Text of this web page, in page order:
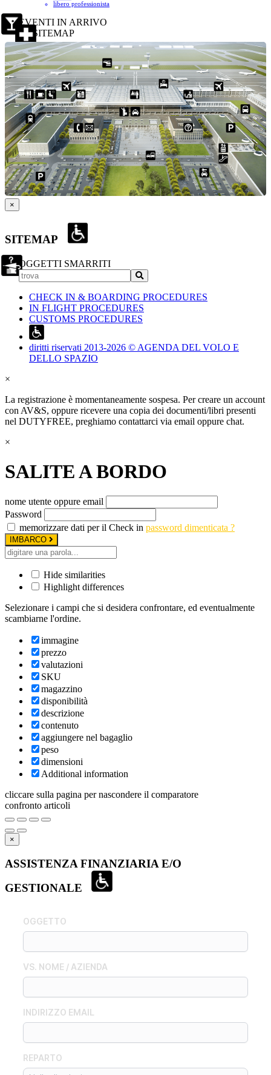
libero professionista
EVENTI IN ARRIVO
SITEMAP
×
SITEMAP
OGGETTI SMARRITI
CHECK IN & BOARDING PROCEDURES
IN FLIGHT PROCEDURES
CUSTOMS PROCEDURES
diritti riservati 2013-2026 © AGENDA DEL VOLO E
DELLO SPAZIO
×
La registrazione è momentaneamente sospesa. Per creare un account
con AV&S, oppure ricevere una copia dei documenti/libri presenti
nel DUTYFREE, preghiamo contattarci via email oppure chat.
×
SALITE A BORDO
nome utente oppure email
Password
memorizzare dati per il Check in password dimenticata ?
IMBARCO
Hide similarities
Highlight differences
Selezionare i campi che si desidera confrontare, ed eventualmente
scambiarne l'ordine.
immagine
prezzo
valutazioni
SKU
magazzino
disponibilità
descrizione
contenuto
aggiungere nel bagaglio
peso
dimensioni
Additional information
cliccare sulla pagina per nascondere il comparatore
confronto articoli
×
ASSISTENZA FINANZIARIA E/O
GESTIONALE